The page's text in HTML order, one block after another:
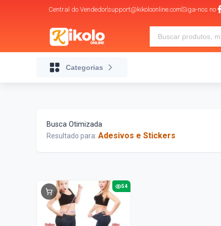
Central do Vendedorsupport@kikoloonline.comSiga-nos no
Categorias
Busca Otimizada
Resultado para: Adesivos e Stickers
54